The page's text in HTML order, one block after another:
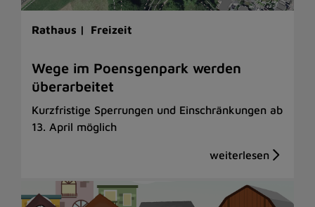
Rathaus | Freizeit
Wege im Poensgenpark werden
überarbeitet
Kurzfristige Sperrungen und Einschränkungen ab
13. April möglich